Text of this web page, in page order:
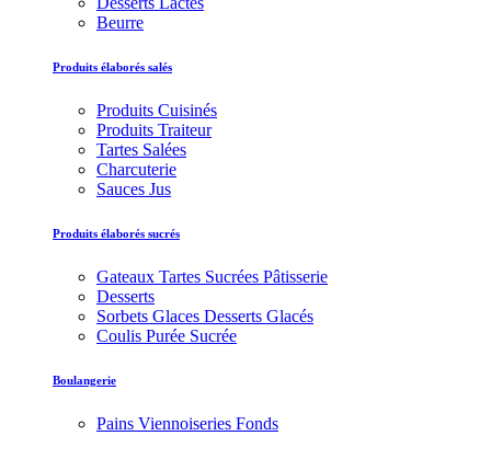
Beurre
Produits élaborés salés
Produits Cuisinés
Produits Traiteur
Tartes Salées
Charcuterie
Sauces Jus
Produits élaborés sucrés
Gateaux Tartes Sucrées Pâtisserie
Desserts
Sorbets Glaces Desserts Glacés
Coulis Purée Sucrée
Boulangerie
Pains Viennoiseries Fonds